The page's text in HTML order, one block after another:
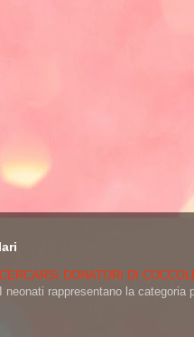
CERCARSI DONATORI DI
I neonati rappresentano la